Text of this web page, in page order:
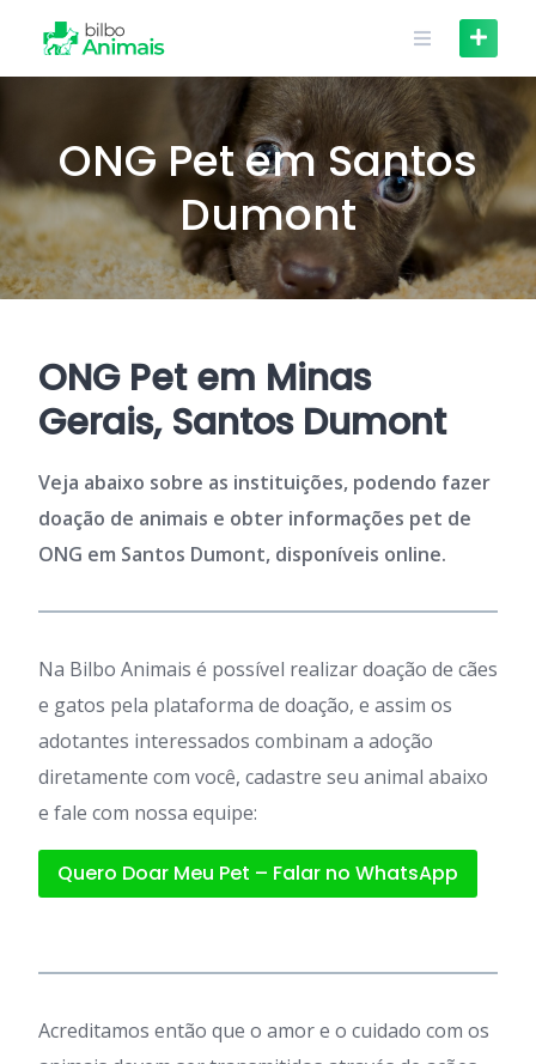
content
ONG Pet em Santos
Dumont
ONG Pet em Minas
Gerais, Santos Dumont
Veja abaixo sobre as instituições, podendo fazer
doação de animais e obter informações pet de
ONG em Santos Dumont, disponíveis online.
Na Bilbo Animais é possível realizar doação de cães
e gatos pela plataforma de doação, e assim os
adotantes interessados combinam a adoção
diretamente com você, cadastre seu animal abaixo
e fale com nossa equipe:
Quero Doar Meu Pet – Falar no WhatsApp
Acreditamos então que o amor e o cuidado com os